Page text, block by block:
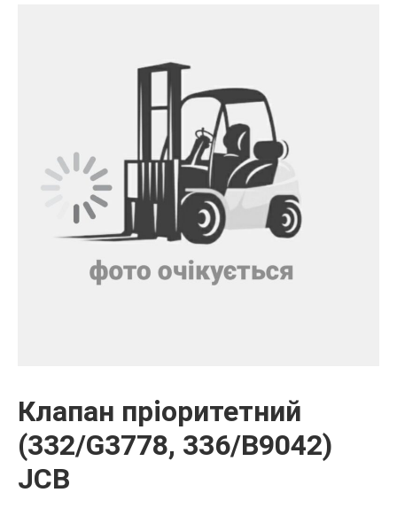
Клапан пріоритетний
(332/G3778, 336/B9042)
JCB